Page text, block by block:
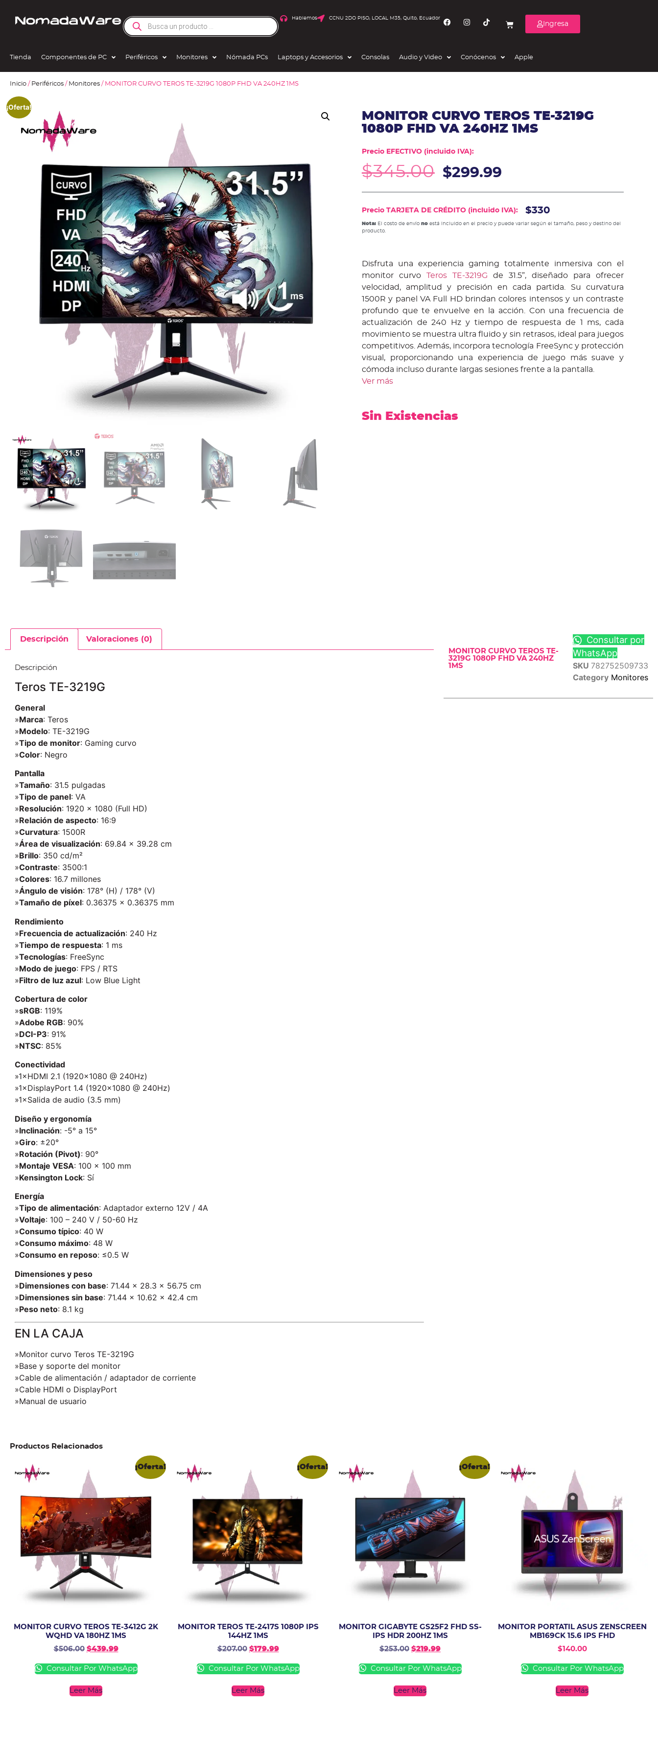
Hablemos CCNU 2DO PISO, LOCAL M35, Quito, Ecuador
Ingresa
Tienda Componentes de PC Periféricos Monitores Nómada PCs Laptops y Accesorios Consolas Audio y Video Conócenos Apple
Inicio / Periféricos / Monitores / MONITOR CURVO TEROS TE-3219G 1080P FHD VA 240HZ 1MS
¡Oferta!
MONITOR CURVO TEROS TE-3219G
1080P FHD VA 240HZ 1MS
Precio EFECTIVO (incluido IVA):
$345.00 $299.99
Precio TARJETA DE CRÉDITO (incluido IVA): $330
Nota:El costo de envío noestá incluido en el precio y puede variar según el tamaño, peso y destino del
producto.
Disfruta una experiencia gaming totalmente inmersiva con el
monitor curvo Teros TE-3219G de 31.5”, diseñado para ofrecer
velocidad, amplitud y precisión en cada partida. Su curvatura
1500R y panel VA Full HD brindan colores intensos y un contraste
profundo que te envuelve en la acción. Con una frecuencia de
actualización de 240 Hz y tiempo de respuesta de 1 ms, cada
movimiento se muestra ultra fluido y sin retrasos, ideal para juegos
competitivos. Además, incorpora tecnología FreeSync y protección
visual, proporcionando una experiencia de juego más suave y
cómoda incluso durante largas sesiones frente a la pantalla.
Ver más
Sin Existencias
Descripción Valoraciones (0)
Descripción
Teros TE-3219G
General
»Marca: Teros
»Modelo: TE-3219G
»Tipo de monitor: Gaming curvo
»Color: Negro
Pantalla
»Tamaño: 31.5 pulgadas
»Tipo de panel: VA
»Resolución: 1920 × 1080 (Full HD)
»Relación de aspecto: 16:9
»Curvatura: 1500R
»Área de visualización: 69.84 × 39.28 cm
»Brillo: 350 cd/m²
»Contraste: 3500:1
»Colores: 16.7 millones
»Ángulo de visión: 178° (H) / 178° (V)
»Tamaño de píxel: 0.36375 × 0.36375 mm
Rendimiento
»Frecuencia de actualización: 240 Hz
»Tiempo de respuesta: 1 ms
»Tecnologías: FreeSync
»Modo de juego: FPS / RTS
»Filtro de luz azul: Low Blue Light
Cobertura de color
»sRGB: 119%
»Adobe RGB: 90%
»DCI-P3: 91%
»NTSC: 85%
Conectividad
»1×HDMI 2.1 (1920×1080 @ 240Hz)
»1×DisplayPort 1.4 (1920×1080 @ 240Hz)
»1×Salida de audio (3.5 mm)
Diseño y ergonomía
»Inclinación: -5° a 15°
»Giro: ±20°
»Rotación (Pivot): 90°
»Montaje VESA: 100 × 100 mm
»Kensington Lock: Sí
Energía
»Tipo de alimentación: Adaptador externo 12V / 4A
»Voltaje: 100 – 240 V / 50-60 Hz
»Consumo típico: 40 W
»Consumo máximo: 48 W
»Consumo en reposo: ≤0.5 W
Dimensiones y peso
»Dimensiones con base: 71.44 × 28.3 × 56.75 cm
»Dimensiones sin base: 71.44 × 10.62 × 42.4 cm
»Peso neto: 8.1 kg
EN LA CAJA
»Monitor curvo Teros TE-3219G
»Base y soporte del monitor
»Cable de alimentación / adaptador de corriente
»Cable HDMI o DisplayPort
»Manual de usuario
MONITOR CURVO TEROS TE-
3219G 1080P FHD VA 240HZ
1MS
Consultar por
WhatsApp
SKU 782752509733
Category Monitores
Productos Relacionados
¡Oferta!
MONITOR CURVO TEROS TE-3412G 2K
WQHD VA 180HZ 1MS
$506.00 $439.99
Consultar Por WhatsApp
Leer Más
¡Oferta!
MONITOR TEROS TE-2417S 1080P IPS
144HZ 1MS
$207.00 $179.99
Consultar Por WhatsApp
Leer Más
¡Oferta!
MONITOR GIGABYTE GS25F2 FHD SS-
IPS HDR 200HZ 1MS
$253.00 $219.99
Consultar Por WhatsApp
Leer Más
MONITOR PORTATIL ASUS ZENSCREEN
MB169CK 15.6 IPS FHD
$140.00
Consultar Por WhatsApp
Leer Más